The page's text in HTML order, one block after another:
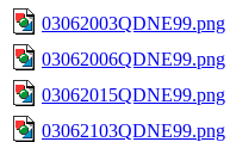
03062003QDNE99.png
03062006QDNE99.png
03062015QDNE99.png
03062103QDNE99.png